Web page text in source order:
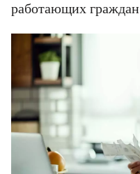
работающих граждан